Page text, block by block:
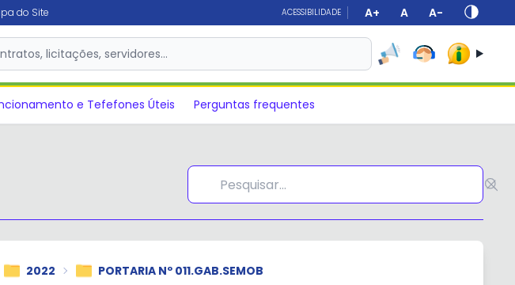
do Site ACESSIBILIDADE A+ A A-
licitações, servidores…
e Tefefones Úteis Perguntas frequentes
2022 PORTARIA Nº 011.GAB.SEMOB